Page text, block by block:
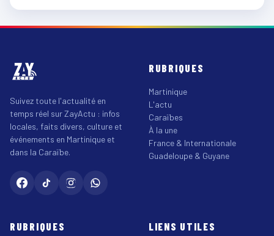
Suivez toute l'actualité en
temps réel sur ZayActu : infos
locales, faits divers, culture et
événements en Martinique et
dans la Caraïbe.
RUBRIQUES
Martinique
L'actu
Caraïbes
À la une
France & Internationale
Guadeloupe & Guyane
RUBRIQUES LIENS UTILES